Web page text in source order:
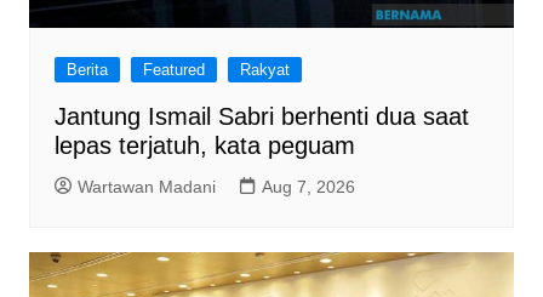
Berita Featured Rakyat
Jantung Ismail Sabri berhenti dua saat
lepas terjatuh, kata peguam
Wartawan Madani Aug 7, 2026